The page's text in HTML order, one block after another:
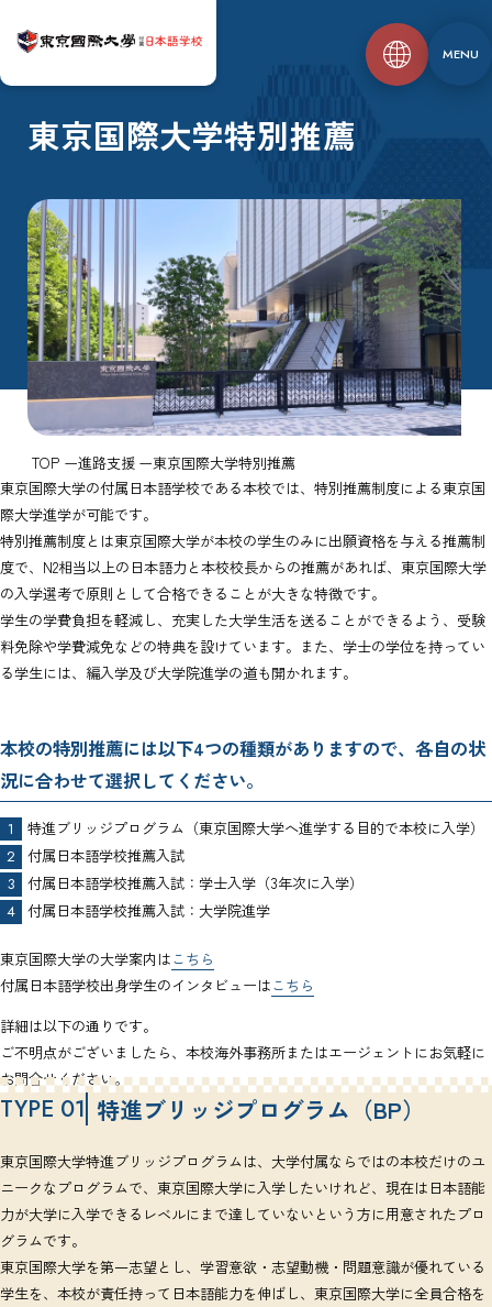
MENU
東京国際大学特別推薦
TOP 進路支援
東京国際大学特別推薦
東京国際大学の付属日本語学校である本校では、特別推薦制度による東京国
際大学進学が可能です。
特別推薦制度とは東京国際大学が本校の学生のみに出願資格を与える推薦制
度で、N2相当以上の日本語力と本校校長からの推薦があれば、東京国際大学
の入学選考で原則として合格できることが大きな特徴です。
学生の学費負担を軽減し、充実した大学生活を送ることができるよう、受験
料免除や学費減免などの特典を設けています。また、学士の学位を持ってい
る学生には、編入学及び大学院進学の道も開かれます。
本校の特別推薦には以下4つの種類がありますので、各自の状
況に合わせて選択してください。
特進ブリッジプログラム（東京国際大学へ進学する目的で本校に入学）
付属日本語学校推薦入試
付属日本語学校推薦入試：学士入学（3年次に入学）
付属日本語学校推薦入試：大学院進学
東京国際大学の大学案内はこちら
付属日本語学校出身学生のインタビューはこちら
詳細は以下の通りです。
ご不明点がございましたら、本校海外事務所またはエージェントにお気軽に
お問合せください。
TYPE 01 特進ブリッジプログラム（BP）
東京国際大学特進ブリッジプログラムは、大学付属ならではの本校だけのユ
ニークなプログラムで、東京国際大学に入学したいけれど、現在は日本語能
力が大学に入学できるレベルにまで達していないという方に用意されたプロ
グラムです。
東京国際大学を第一志望とし、学習意欲・志望動機・問題意識が優れている
学生を、本校が責任持って日本語能力を伸ばし、東京国際大学に全員合格を